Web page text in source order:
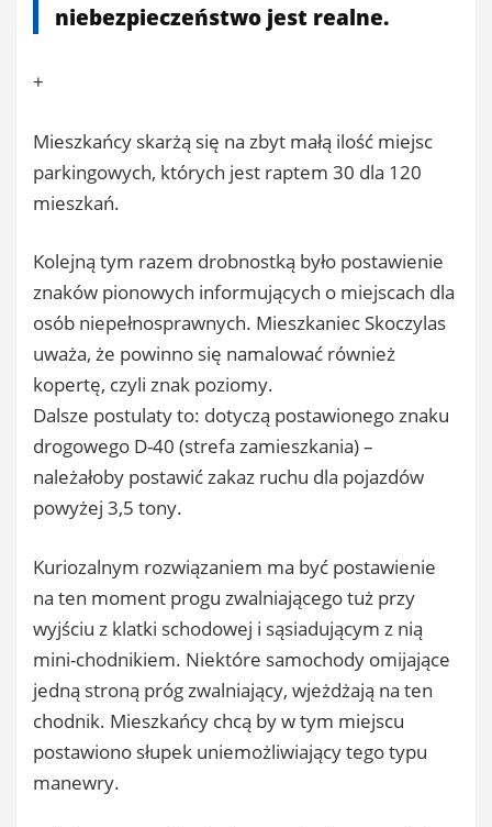
niebezpieczeństwo jest realne.
+
Mieszkańcy skarżą się na zbyt małą ilość miejsc
parkingowych, których jest raptem 30 dla 120
mieszkań.
Kolejną tym razem drobnostką było postawienie
znaków pionowych informujących o miejscach dla
osób niepełnosprawnych. Mieszkaniec Skoczylas
uważa, że powinno się namalować również
kopertę, czyli znak poziomy.
Dalsze postulaty to: dotyczą postawionego znaku
drogowego D-40 (strefa zamieszkania) –
należałoby postawić zakaz ruchu dla pojazdów
powyżej 3,5 tony.
Kuriozalnym rozwiązaniem ma być postawienie
na ten moment progu zwalniającego tuż przy
wyjściu z klatki schodowej i sąsiadującym z nią
mini-chodnikiem. Niektóre samochody omijające
jedną stroną próg zwalniający, wjeżdżają na ten
chodnik. Mieszkańcy chcą by w tym miejscu
postawiono słupek uniemożliwiający tego typu
manewry.